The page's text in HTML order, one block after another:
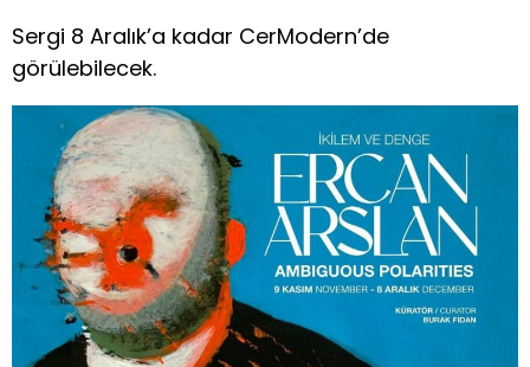
Sergi 8 Aralık’a kadar CerModern’de
görülebilecek.